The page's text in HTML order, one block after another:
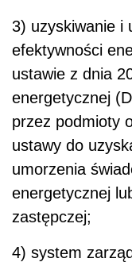
3) uzyskiwanie i
efektywności
ustawie z dnia
energetycznej
przez podmioty
ustawy do
umorzenia
energetycznej
zastępczej;
4) system